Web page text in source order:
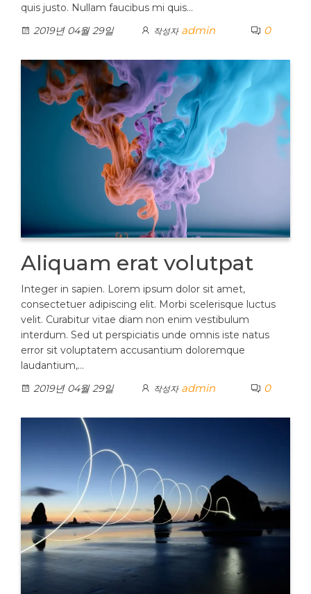
quis justo. Nullam faucibus mi quis…
2019년 04월 29일
작성자 admin 0
Aliquam erat volutpat
Integer in sapien. Lorem ipsum dolor sit amet,
consectetuer adipiscing elit. Morbi scelerisque luctus
velit. Curabitur vitae diam non enim vestibulum
interdum. Sed ut perspiciatis unde omnis iste natus
error sit voluptatem accusantium doloremque
laudantium,…
2019년 04월 29일
작성자 admin 0